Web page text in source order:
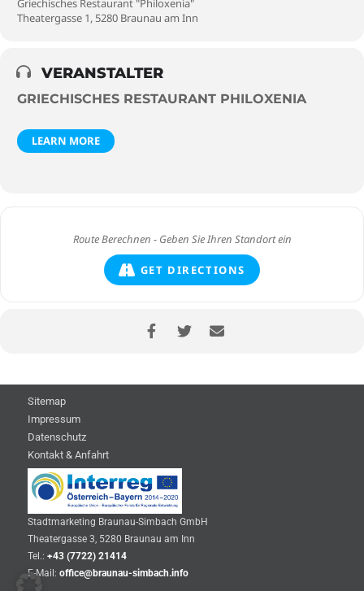
Griechisches Restaurant "Philoxenia"
Theatergasse 1, 5280 Braunau am Inn
VERANSTALTER
GRIECHISCHES RESTAURANT PHILOXENIA
LEARN MORE
GET DIRECTIONS
Sitemap
Impressum
Datenschutz
Kontakt & Anfahrt
Stadtmarketing Braunau-Simbach GmbH
Theatergasse 3, 5280 Braunau am Inn
Tel.: +43 (7722) 21414
E-Mail: office@braunau-simbach.info